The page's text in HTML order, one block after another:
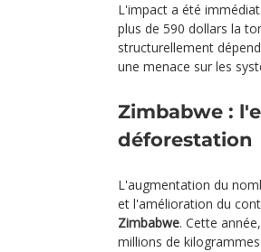
L'impact a été
plus de 590 dollars la
structurellement
une menace sur les
Zimbabwe :
déforestation
L'augmentation du
et l'amélioration du
Zimbabwe. Cette
millions de